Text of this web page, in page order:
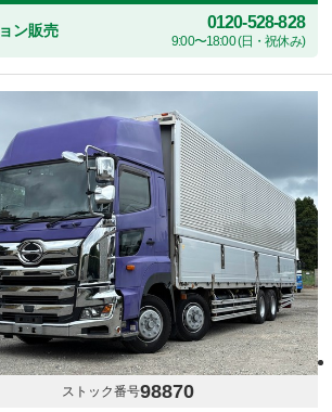
ン販売 0120-528-828
9:00〜18:00 (日・祝休み)
ストック番号98870